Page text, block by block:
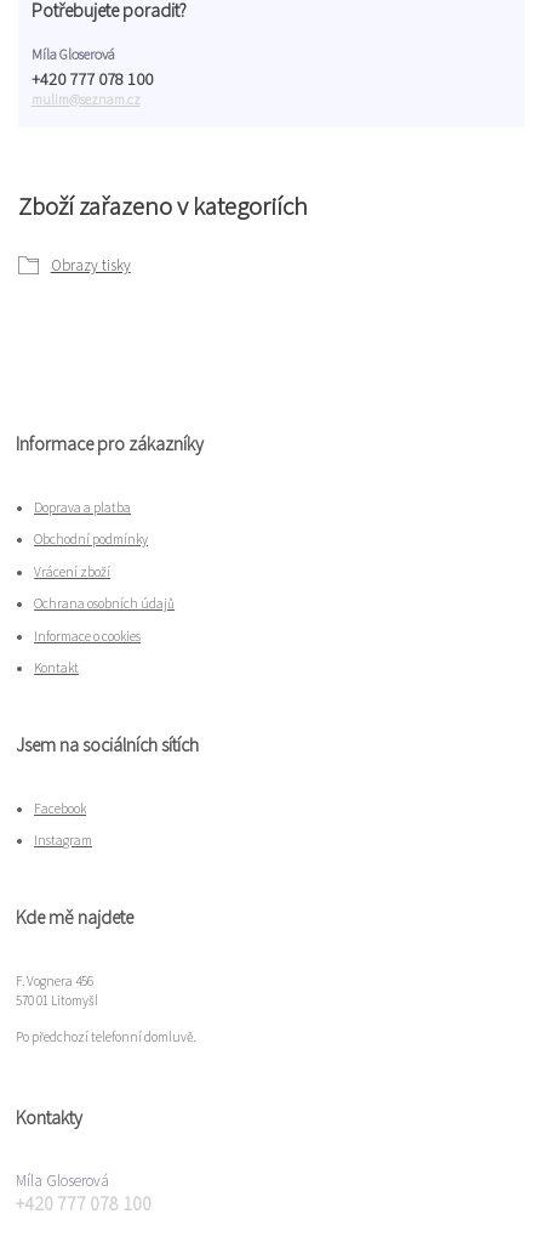
Zboží zařazeno v kategoriích
Obrazy tisky
Potřebujete poradit?
Míla Gloserová
+420 777 078 100
mulim@seznam.cz
Informace pro zákazníky
Doprava a platba
Obchodní podmínky
Vrácení zboží
Ochrana osobních údajů
Informace o cookies
Kontakt
Jsem na sociálních sítích
Facebook
Instagram
Kde mě najdete
F. Vognera 456
570 01 Litomyšl
Po předchozí telefonní domluvě.
Kontakty
Míla Gloserová
+420 777 078 100